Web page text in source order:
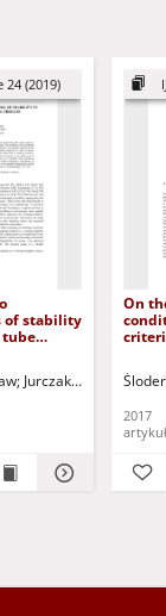
24 (2019)
of stability
tube
Jurczak, Paweł - red.
On
2017
artykuł